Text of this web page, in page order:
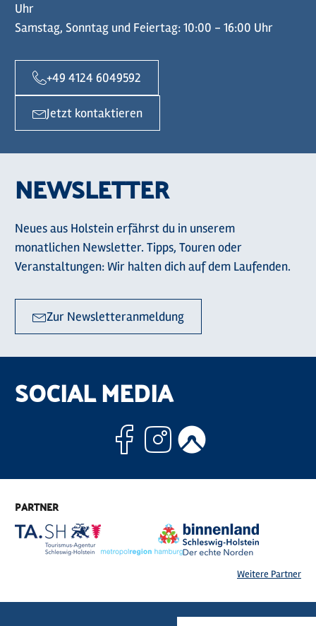
Uhr
Samstag, Sonntag und Feiertag: 10:00 - 16:00 Uhr
+49 4124 6049592
Jetzt kontaktieren
NEWSLETTER
Neues aus Holstein erfährst du in unserem
monatlichen Newsletter. Tipps, Touren oder
Veranstaltungen: Wir halten dich auf dem Laufenden.
Zur Newsletteranmeldung
SOCIAL MEDIA
Facebook
Instagram
PARTNER
Weitere Partner